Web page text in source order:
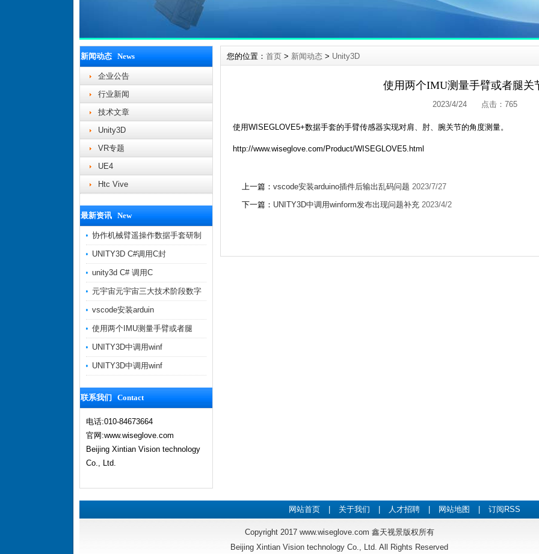
新闻动态 News
企业公告
行业新闻
技术文章
Unity3D
VR专题
UE4
Htc Vive
最新资讯 New
协作机械臂遥操作数据手套研制
UNITY3D C#调用C封
unity3d C# 调用C
元宇宙元宇宙三大技术阶段数字
vscode安装arduin
使用两个IMU测量手臂或者腿
UNITY3D中调用winf
UNITY3D中调用winf
联系我们 Contact
电话:010-84673664
官网:www.wiseglove.com
Beijing Xintian Vision technology
Co., Ltd.
您的位置： 首页 > 新闻动态 > Unity3D
使用两个IMU测量手臂或者腿关
2023/4/24 点击： 765
使用WISEGLOVE5+数据手套的手臂传感器实现对肩、肘、腕关节的角度测量。
http://www.wiseglove.com/Product/WISEGLOVE5.html
上一篇： vscode安装arduino插件后输出乱码问题 2023/7/27
下一篇： UNITY3D中调用winform发布出现问题补充 2023/4/2
网站首页 关于我们 人才招聘 网站地图 订阅RSS
Copyright 2017 www.wiseglove.com 鑫天视景版权所有
Beijing Xintian Vision technology Co., Ltd. All Rights Reserved